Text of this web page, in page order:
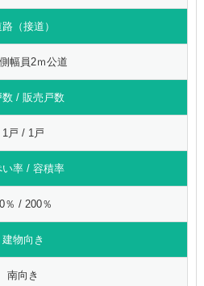
（接道）
幅員2ｍ公道
数 / 販売戸数
1戸 / 1戸
い率 / 容積率
％ / 200％
建物向き
南向き